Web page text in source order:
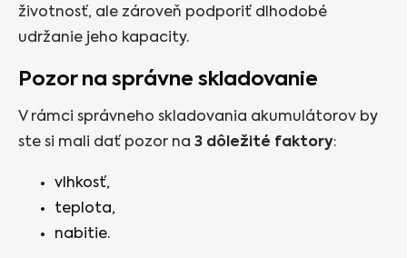
životnosť, ale zároveň podporiť dlhodobé
udržanie jeho kapacity.
Pozor na správne skladovanie
V rámci správneho skladovania akumulátorov by
ste si mali dať pozor na 3 dôležité faktory:
vlhkosť,
teplota,
nabitie.